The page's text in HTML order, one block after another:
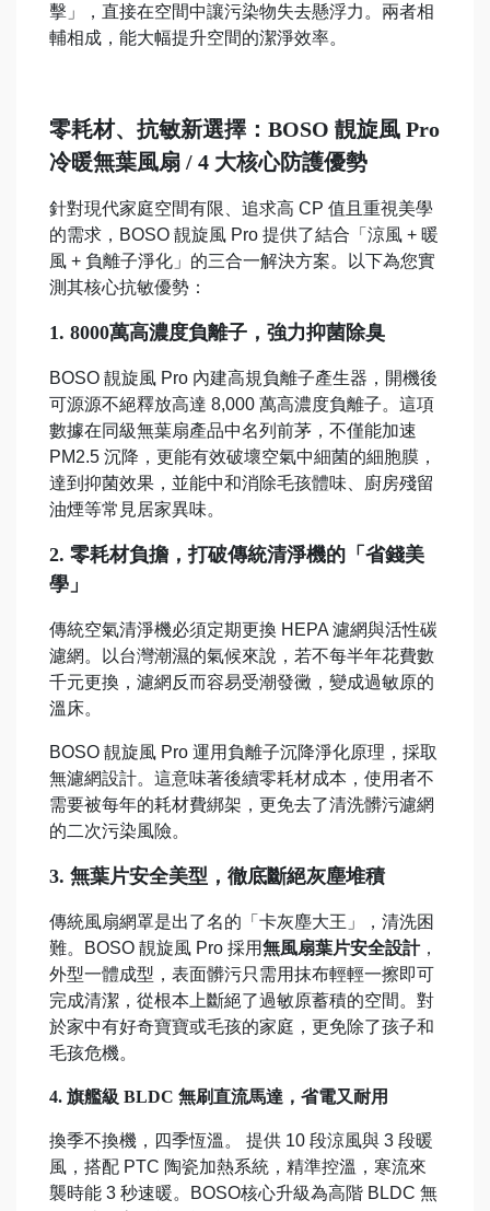
擊」，直接在空間中讓污染物失去懸浮力。兩者相
輔相成，能大幅提升空間的潔淨效率。
零耗材、抗敏新選擇：BOSO 靚旋風 Pro
冷暖無葉風扇 / 4 大核心防護優勢
針對現代家庭空間有限、追求高 CP 值且重視美學
的需求，BOSO 靚旋風 Pro 提供了結合「涼風 + 暖
風 + 負離子淨化」的三合一解決方案。以下為您實
測其核心抗敏優勢：
1. 8000萬高濃度負離子，強力抑菌除臭
BOSO 靚旋風 Pro 內建高規負離子產生器，開機後
可源源不絕釋放高達 8,000 萬高濃度負離子。這項
數據在同級無葉扇產品中名列前茅，不僅能加速
PM2.5 沉降，更能有效破壞空氣中細菌的細胞膜，
達到抑菌效果，並能中和消除毛孩體味、廚房殘留
油煙等常見居家異味。
2. 零耗材負擔，打破傳統清淨機的「省錢美
學」
傳統空氣清淨機必須定期更換 HEPA 濾網與活性碳
濾網。以台灣潮濕的氣候來說，若不每半年花費數
千元更換，濾網反而容易受潮發黴，變成過敏原的
溫床。
BOSO 靚旋風 Pro 運用負離子沉降淨化原理，採取
無濾網設計。這意味著後續零耗材成本，使用者不
需要被每年的耗材費綁架，更免去了清洗髒污濾網
的二次污染風險。
3. 無葉片安全美型，徹底斷絕灰塵堆積
傳統風扇網罩是出了名的「卡灰塵大王」，清洗困
難。BOSO 靚旋風 Pro 採用無風扇葉片安全設計，
外型一體成型，表面髒污只需用抹布輕輕一擦即可
完成清潔，從根本上斷絕了過敏原蓄積的空間。對
於家中有好奇寶寶或毛孩的家庭，更免除了孩子和
毛孩危機。
4. 旗艦級 BLDC 無刷直流馬達，省電又耐用
換季不換機，四季恆溫。 提供 10 段涼風與 3 段暖
風，搭配 PTC 陶瓷加熱系統，精準控溫，寒流來
襲時能 3 秒速暖。BOSO核心升級為高階 BLDC 無